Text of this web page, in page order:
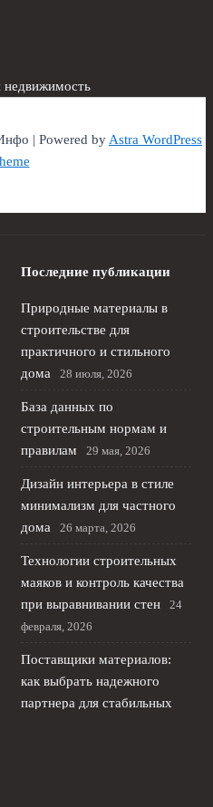
| Powered byAstra WordPress
Последние публикации
Природные материалы в
строительстве для
практичного и стильного
дома
28 июля, 2026
База данных по
строительным нормам и
правилам
29 мая, 2026
Дизайн интерьера в стиле
минимализм для частного
дома
26 марта, 2026
Технологии строительных
маяков и контроль качества
при выравнивании стен
24
февраля, 2026
Поставщики материалов:
как выбрать надежного
партнера для стабильных